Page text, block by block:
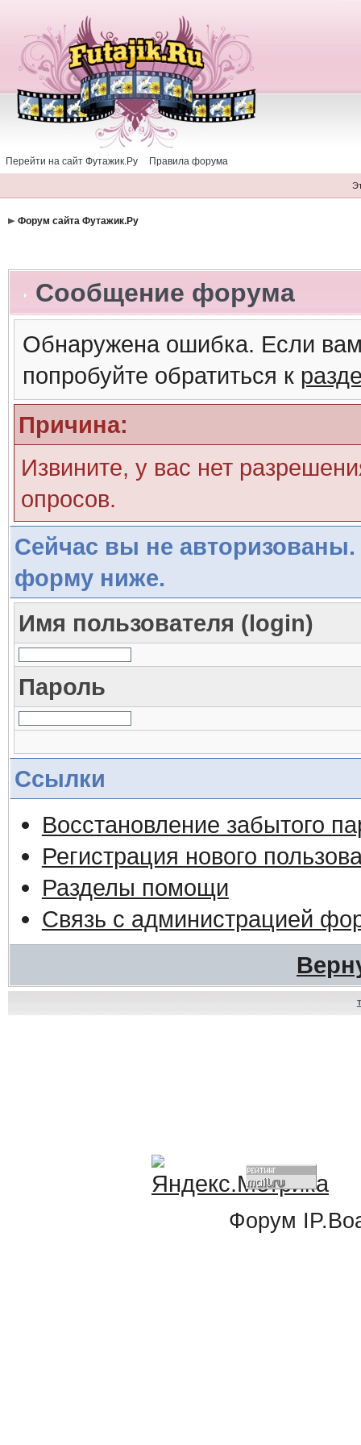
Перейти на сайт Футажик.Ру Правила форума
Форум сайта Футажик.Ру
Сообщение форума
Обнаружена ошибка. Если
попробуйте обратиться к
Причина:
Извините, у вас нет
опросов.
Сейчас вы не авторизованы.
форму ниже.
Имя пользователя (login)
Пароль
Ссылки
Восстановление забытого
Регистрация нового
Разделы помощи
Связь с администрацией
Форум